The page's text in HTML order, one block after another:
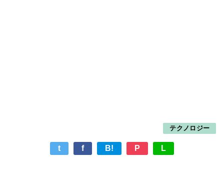
テクノロジー
t f B! P L